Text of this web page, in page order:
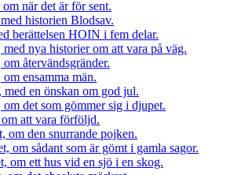
när det är för sent.
historien Blodsav.
berättelsen HOIN i fem delar.
nya historier om att vara på väg.
återvändsgränder.
ensamma män.
en önskan om god jul.
det som gömmer sig i djupet.
att vara förföljd.
om den snurrande pojken.
om sådant som är gömt i gamla sagor.
om ett hus vid en sjö i en skog.